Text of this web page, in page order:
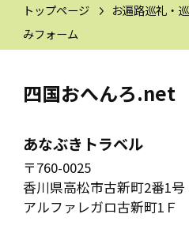
トップページ お遍路巡礼・
みフォーム
四国おへんろ.net
あなぶきトラベル
〒760-0025
香川県高松市古新町2番1号
アルファレガロ古新町1Ｆ